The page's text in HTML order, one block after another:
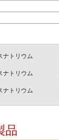
ナトリウム
ナトリウム
ナトリウム
品